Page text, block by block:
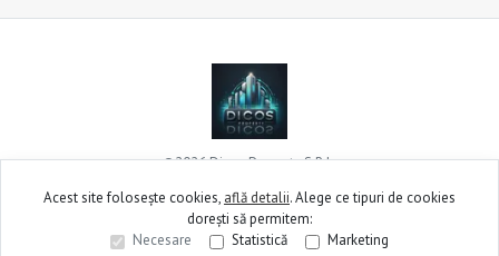
©2026Dicos Property S.R.L.
Site creat în
Acest site folosește cookies, află detalii.Alege ce tipuri de cookies
dorești să permitem:
Necesare
Statistică Marketing